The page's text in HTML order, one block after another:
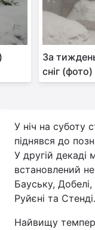
За
сніг (фото)
У ніч на суботу
піднявся до
У другій декаді
встановлений
Бауську, Добелі,
Руйєні та Стенді.
Найвищу